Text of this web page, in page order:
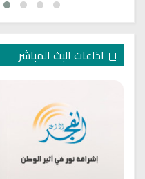
اذاعات البث المباشر